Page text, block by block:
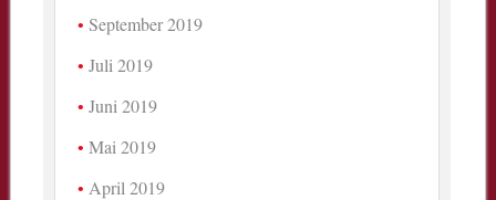
September 2019
Juli 2019
Juni 2019
Mai 2019
April 2019